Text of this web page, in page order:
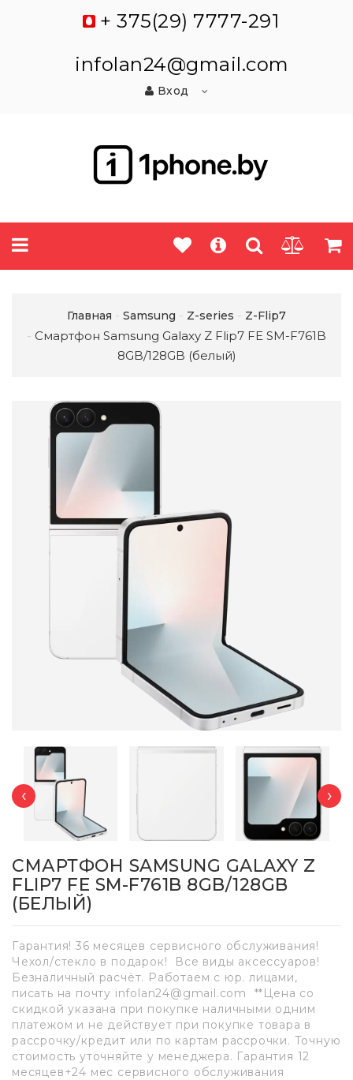
+ 375(29) 7777-291
infolan24@gmail.com
Вход
Главная Samsung Z-series Z-Flip7
Смартфон Samsung Galaxy Z Flip7 FE SM-F761B
8GB/128GB (белый)
‹ ›
СМАРТФОН SAMSUNG GALAXY Z
FLIP7 FE SM-F761B 8GB/128GB
(БЕЛЫЙ)
Гарантия! 36 месяцев сервисного обслуживания!
Чехол/стекло в подарок! Все виды аксессуаров!
Безналичный расчёт. Работаем с юр. лицами,
писать на почту infolan24@gmail.com **Цена со
скидкой указана при покупке наличными одним
платежом и не действует при покупке товара в
рассрочку/кредит или по картам рассрочки. Точную
стоимость уточняйте у менеджера. Гарантия 12
месяцев+24 мес сервисного обслуживания